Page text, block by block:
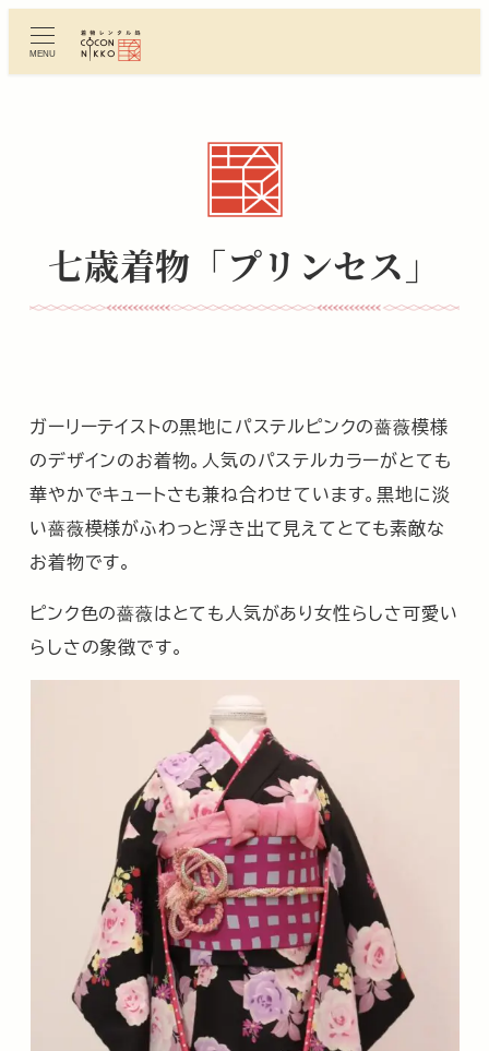
ン
MENU
七歳着物「プリンセス」
ガーリーテイストの黒地にパステルピンクの薔薇模様
のデザインのお着物。人気のパステルカラーがとても
華やかでキュートさも兼ね合わせています。黒地に淡
い薔薇模様がふわっと浮き出て見えてとても素敵な
お着物です。
ピンク色の薔薇はとても人気があり女性らしさ可愛い
らしさの象徴です。